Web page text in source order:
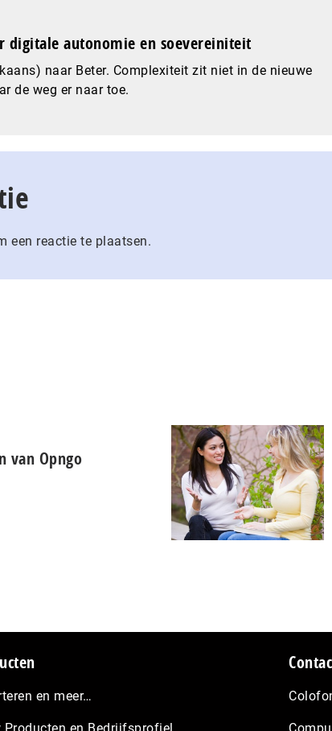
digitale autonomie en soevereiniteit
naar Beter. Complexiteit zit niet in de nieuwe
de weg er naar toe.
een reactie te plaatsen.
van Opngo
en meer…